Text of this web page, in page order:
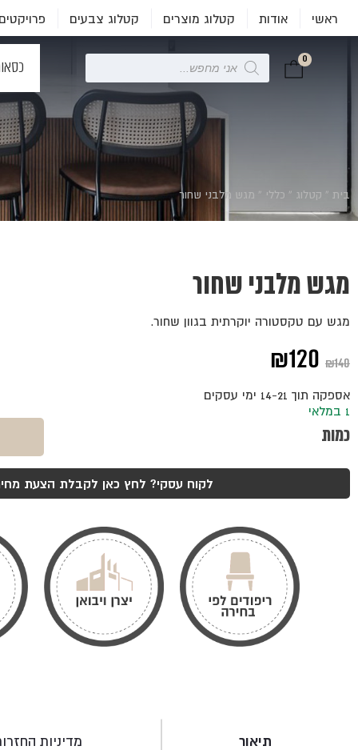
ראשי אודות קטלוג מוצרים קטלוג צבעים פרויקטים
0
Products
search
בית » קטלוג » כללי » מגש מלבני שחור
מגש מלבני שחור
מגש עם טקסטורה יוקרתית בגוון שחור.
₪140
המחיר
המקורי
היה:
₪120
הנוכחי
אספקה תוך 14-21 ימי עסקים
1 במלאי
כמות
מגש
שחור
לקוח עסקי? לחץ כאן לקבלת הצעת
תיאור מדיניות